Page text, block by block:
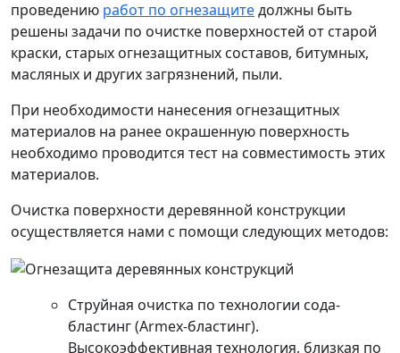
проведению работ по огнезащитедолжны быть
решены задачи по очистке поверхностей от старой
краски, старых огнезащитных составов, битумных,
масляных и других загрязнений, пыли.
При необходимости нанесения огнезащитных
материалов на ранее окрашенную поверхность
необходимо проводится тест на совместимость этих
материалов.
Очистка поверхности деревянной конструкции
осуществляется нами с помощи следующих методов:
Струйная очистка по технологии сода-
бластинг (Armex-бластинг).
Высокоэффективная технология, близкая по